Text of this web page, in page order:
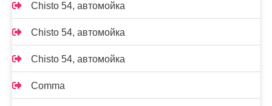
Chisto 54, автомойка
Chisto 54, автомойка
Chisto 54, автомойка
Comma